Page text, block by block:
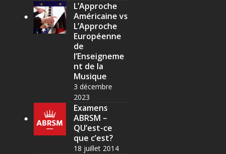
L’Approche
Américaine vs
L’Approche
Européenne
de
l’Enseigneme
nt de la
Musique
3 décembre
2023
Examens
ABRSM –
QU’est-ce
que c’est?
18 juillet 2014